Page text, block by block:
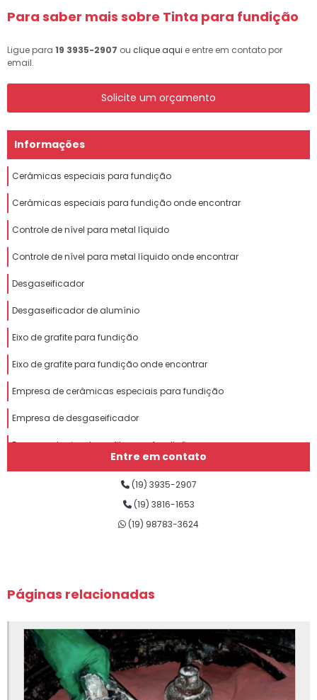
Para saber mais sobre Tinta para fundição
Ligue para 19 3935-2907 ou clique aqui e entre em contato por
email.
Solicite um orçamento
Informações
Cerâmicas especiais para fundição
Cerâmicas especiais para fundição onde encontrar
Controle de nível para metal líquido
Controle de nível para metal líquido onde encontrar
Desgaseificador
Desgaseificador de alumínio
Eixo de grafite para fundição
Eixo de grafite para fundição onde encontrar
Empresa de cerâmicas especiais para fundição
Empresa de desgaseificador
Empresa de eixo de grafite para fundição
Empresa de grafite para fundição
Empresa de insumos para fundição
Empresa de lubrificantes para fundição
Empresa de sílica fundida
Empresa de silicato de cálcio para fundição
Empresa de tinta para fundição
Fábrica de eixo de grafite para fundição
Entre em contato
(19) 3935-2907
(19) 3816-1653
(19) 98783-3624
Páginas relacionadas